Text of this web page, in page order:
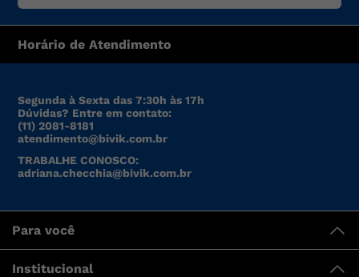
Horário de Atendimento
Segunda à Sexta das 7:30h às 17h
Dúvidas? Entre em contato:
(11) 2081-8181
atendimento@bivik.com.br
TRABALHE CONOSCO:
adriana.checchia@bivik.com.br
Para você
Institucional